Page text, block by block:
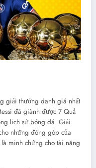
giải thưởng danh giá nhất
đã giành được 7 Quả
lịch sử bóng đá. Giải
những đóng góp của
minh chứng cho tài năng